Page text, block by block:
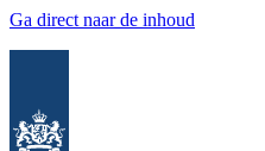
Ga direct naar de inhoud